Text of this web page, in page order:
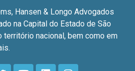
Hansen & Longo Advogados
na Capital do Estado de São
território nacional, bem como em